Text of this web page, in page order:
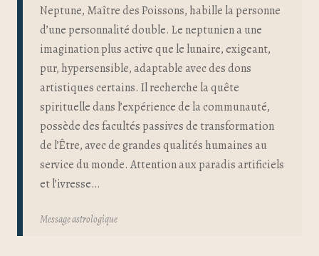
Neptune, Maître des Poissons, habille la personne
d’une personnalité double. Le neptunien a une
imagination plus active que le lunaire, exigeant,
pur, hypersensible, adaptable avec des dons
artistiques certains. Il recherche la quête
spirituelle dans l’expérience de la communauté,
possède des facultés passives de transformation
de l’Être, avec de grandes qualités humaines au
service du monde. Attention aux paradis artificiels
et l’ivresse…
Message astrologique